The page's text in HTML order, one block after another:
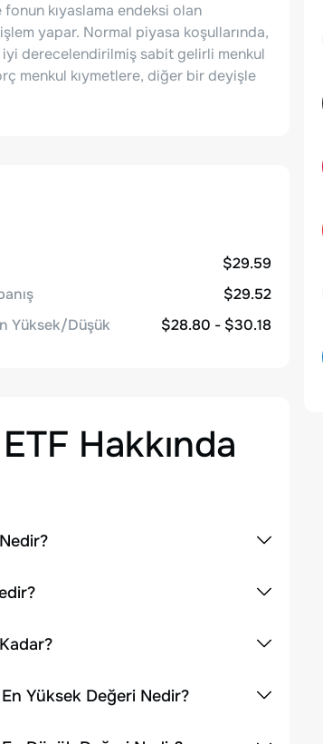
kıyaslama endeksi olan
yapar. Normal piyasa koşullarında,
iyi derecelendirilmiş sabit gelirli menkul
menkul kıymetlere, diğer bir deyişle
$29.59
$29.52
Yüksek/Düşük
$28.80 - $30.18
Hakkında
Yüksek Değeri Nedir?